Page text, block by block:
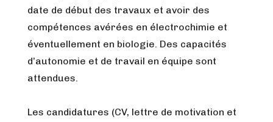
date de début des travaux et avoir des
compétences avérées en électrochimie et
éventuellement en biologie. Des capacités
d’autonomie et de travail en équipe sont
attendues.
Les candidatures (CV, lettre de motivation et